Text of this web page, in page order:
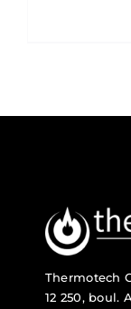
Thermotech
12 250, boul.